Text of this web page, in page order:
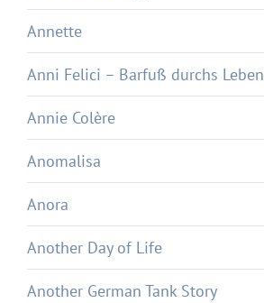
Annette
Anni Felici – Barfuß durchs Leben
Annie Colère
Anomalisa
Anora
Another Day of Life
Another German Tank Story